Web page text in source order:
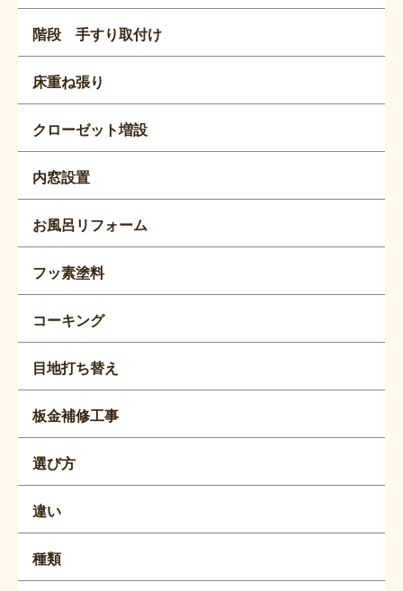
階段 手すり取付け
床重ね張り
クローゼット増設
内窓設置
お風呂リフォーム
フッ素塗料
コーキング
目地打ち替え
板金補修工事
選び方
違い
種類